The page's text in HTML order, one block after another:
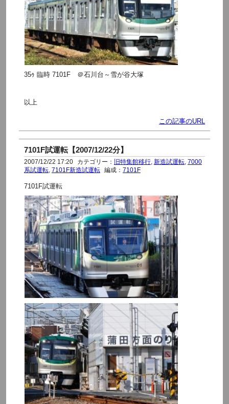
35ｩ 臨時 7101F ＠石川台～雪が谷大塚
以上
この記事のURL
7101F試運転【2007/12/22分】
2007/12/22 17:20 カテゴリー： 旧特集館移行, 新造試運転, 7000
系試運転, 7101F新造試運転 編成： 7101F
7101F試運転